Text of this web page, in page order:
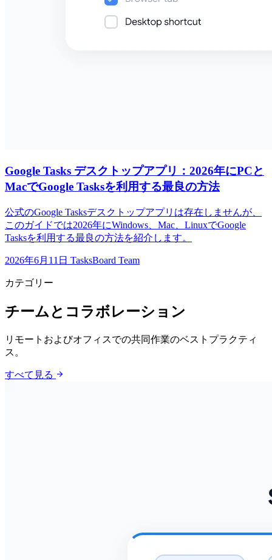
Google Tasks デスクトップアプリ：2026年にPCと
MacでGoogle Tasksを利用する最良の方法
公式のGoogle Tasksデスクトップアプリは存在しませんが、
このガイドでは2026年にWindows、Mac、LinuxでGoogle
Tasksを利用する最良の方法を紹介します。
2026年6月11日 TasksBoard Team
カテゴリー
チームとコラボレーション
リモートおよびオフィスでの共同作業のベストプラクティ
ス。
すべて見る arrow_forward